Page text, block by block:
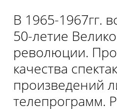
В 1965-1967гг.
50-летие
революции.
качества
произведений
телепрограмм.